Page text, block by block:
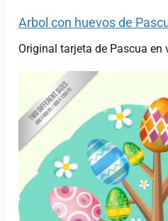
Arbol con huevos de
Original tarjeta de Pascua en